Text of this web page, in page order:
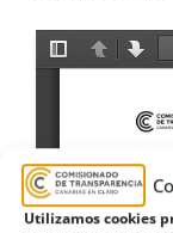
Utilizamos cookies